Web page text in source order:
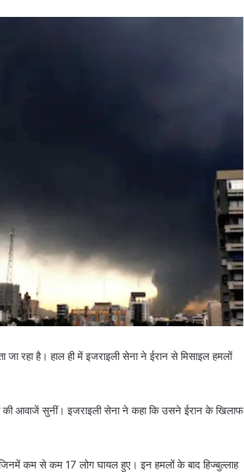
रहा है। हाल ही में इजराइली सेना ने ईरान से मिसाइल हमलों
की आवाजें सुनीं। इजराइली सेना ने कहा कि उसने ईरान के खिलाफ
कम से कम 17 लोग घायल हुए। इन हमलों के बाद हिज्बुल्लाह